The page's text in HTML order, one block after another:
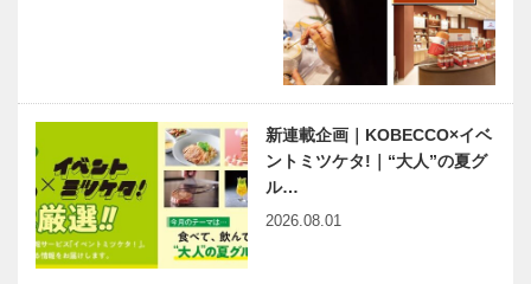
新連載企画｜KOBECCO×イベ
ントミツケタ!｜“大人”の夏グ
ル…
2026.08.01